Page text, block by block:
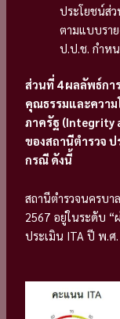
ประโยชน์ส่
ตามแบบรา
ป.ป.ช. กำห
ส่วนที่ 4 ผลลัพธ์กา
คุณธรรมและความ
ภาครัฐ (Integrity
ของสถานีตำรวจ
กรณี ดังนี้
สถานีตำรวจนครบ
2567 อยู่ในระดับ “
ประเมิน ITA ปี พ.ศ